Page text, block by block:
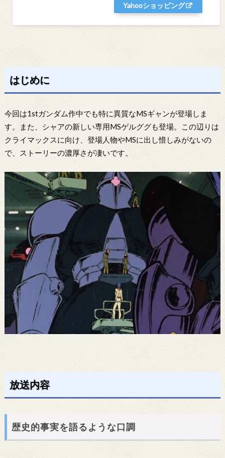
Yahooショッピング
はじめに
今回は1stガンダム作中でも特に異質なMSギャンが登場しま
す。また、シャアの新しい専用MSゲルググも登場。この辺りは
クライマックスに向け、登場人物やMSに出し惜しみがないの
で、ストーリーの濃厚さが凄いです。
放送内容
歴史的事実を語るような口調